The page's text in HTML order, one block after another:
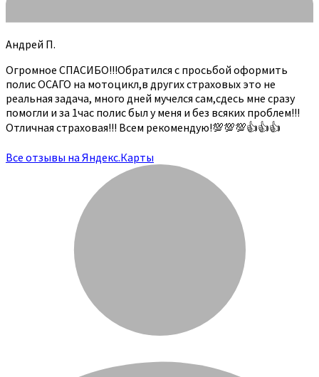
Андрей П.
Огромное СПАСИБО!!!Обратился с просьбой оформить
полис ОСАГО на мотоцикл,в других страховых это не
реальная задача, много дней мучелся сам,сдесь мне сразу
помогли и за 1час полис был у меня и без всяких проблем!!!
Отличная страховая!!! Всем рекомендую!💯💯💯👍👍👍
Все отзывы на Яндекс.Карты